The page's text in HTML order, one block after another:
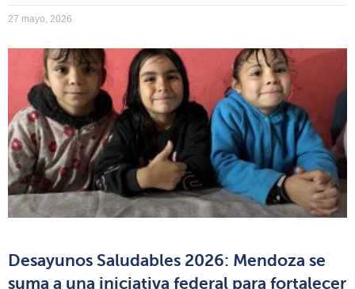
27 mayo, 2026
Desayunos Saludables 2026: Mendoza se
suma a una iniciativa federal para fortalecer